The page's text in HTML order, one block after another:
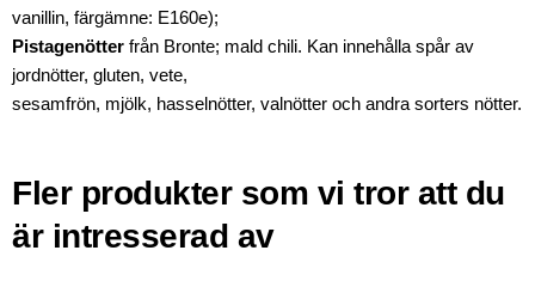
vanillin, färgämne: E160e);
Pistagenötter från Bronte; mald chili. Kan innehålla spår av
jordnötter, gluten, vete,
sesamfrön, mjölk, hasselnötter, valnötter och andra sorters nötter.
Fler produkter som vi tror att du
är intresserad av